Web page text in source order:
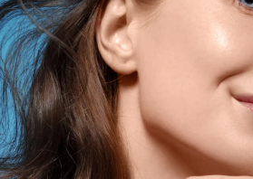
As
FAQ™ Pure Beauty-Tech Elixir
issa™ Teeth Whitening Set
English Deutsch
Français
Polski
Türkçe
简体中文